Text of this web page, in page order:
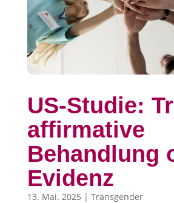
US-Studie:
affirmative
Behandlung
Evidenz
13. Mai. 2025 | Transgender